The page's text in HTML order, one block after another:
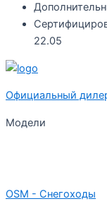
22.05
Официальный
Модели
OSM - Снегоходы